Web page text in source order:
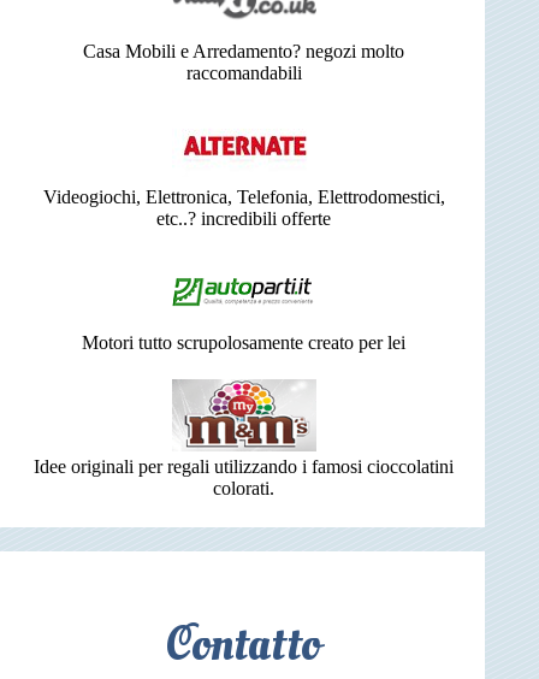
Casa Mobili e Arredamento? negozi molto
raccomandabili
Videogiochi, Elettronica, Telefonia, Elettrodomestici,
etc..? incredibili offerte
Motori tutto scrupolosamente creato per lei
Idee originali per regali utilizzando i famosi cioccolatini
colorati.
Contatto